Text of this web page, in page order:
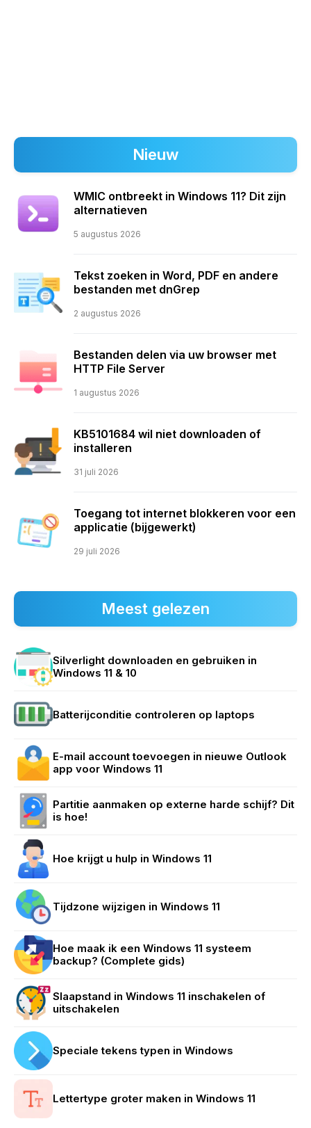
Nieuw
WMIC ontbreekt in Windows 11? Dit zijn
alternatieven
5 augustus 2026
Tekst zoeken in Word, PDF en andere
bestanden met dnGrep
2 augustus 2026
Bestanden delen via uw browser met
HTTP File Server
1 augustus 2026
KB5101684 wil niet downloaden of
installeren
31 juli 2026
Toegang tot internet blokkeren voor een
applicatie (bijgewerkt)
29 juli 2026
Meest gelezen
Silverlight downloaden en gebruiken in
Windows 11 & 10
Batterijconditie controleren op laptops
E-mail account toevoegen in nieuwe Outlook
app voor Windows 11
Partitie aanmaken op externe harde schijf? Dit
is hoe!
Hoe krijgt u hulp in Windows 11
Tijdzone wijzigen in Windows 11
Hoe maak ik een Windows 11 systeem
backup? (Complete gids)
Slaapstand in Windows 11 inschakelen of
uitschakelen
Speciale tekens typen in Windows
Lettertype groter maken in Windows 11